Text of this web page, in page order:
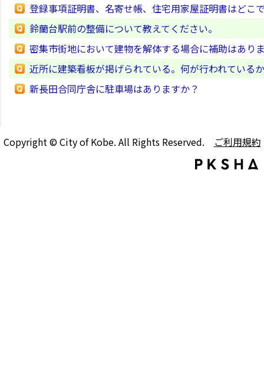
登録事項証明書、名寄せ帳、住宅用家屋証明書はどこ
鈴蘭台駅前の整備について教えてください。
密集市街地において建物を解体する場合に補助はあり
近所に建築看板が掲げられている。何が行われている
新長田合同庁舎に駐車場はありますか？
Copyright © City of Kobe. All Rights Reserved. ご利用規約